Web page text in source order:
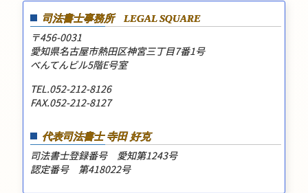
司法書士事務所 LEGAL SQUARE
〒456-0031
愛知県名古屋市熱田区神宮三丁目7番1号
べんてんビル5階E号室
TEL.052-212-8126
FAX.052-212-8127
代表司法書士 寺田 好克
司法書士登録番号 愛知第1243号
認定番号 第418022号